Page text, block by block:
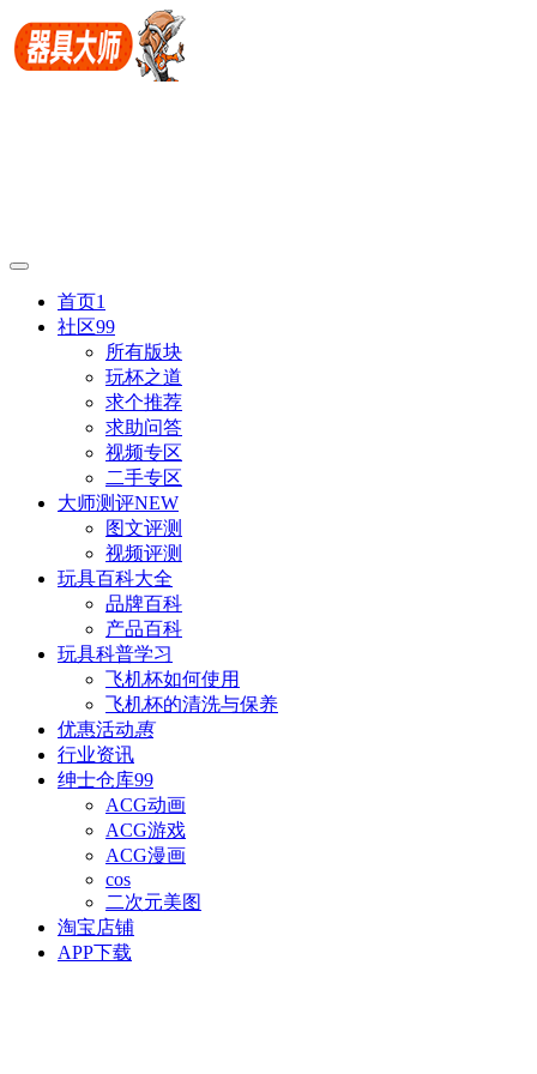
首页1
社区99
所有版块
玩杯之道
求个推荐
求助问答
视频专区
二手专区
大师测评NEW
图文评测
视频评测
玩具百科大全
品牌百科
产品百科
玩具科普学习
飞机杯如何使用
飞机杯的清洗与保养
优惠活动惠
行业资讯
绅士仓库99
ACG动画
ACG游戏
ACG漫画
cos
二次元美图
淘宝店铺
APP下载